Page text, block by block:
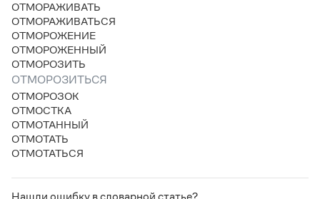
Научпоп
Учебники и справочники
Все книги
ОТМОРАЖИВАТЬ
ОТМОРАЖИВАТЬСЯ
ОТМОРОЖЕНИЕ
ОТМОРОЖЕННЫЙ
ОТМОРОЗИТЬ
ОТМОРОЗИТЬСЯ
ОТМОРОЗОК
ОТМОСТКА
ОТМОТАННЫЙ
ОТМОТАТЬ
ОТМОТАТЬСЯ
Нашли ошибку в словарной статье?